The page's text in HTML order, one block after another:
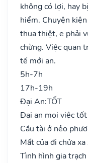
không có lợi, hay
hiểm. Chuyện
thua thiệt, e phải
chừng. Việc quan
tế mới an.
5h-7h
17h-19h
Đại An:TỐT
Đại an mọi việc
Cầu tài ở nẻo
Mất của đi chửa xa
Tình hình gia